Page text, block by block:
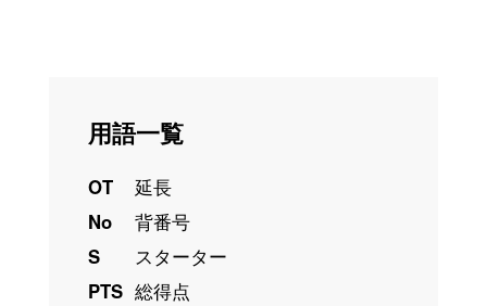
用語一覧
OT
延長
No
背番号
S
スターター
PTS 総得点